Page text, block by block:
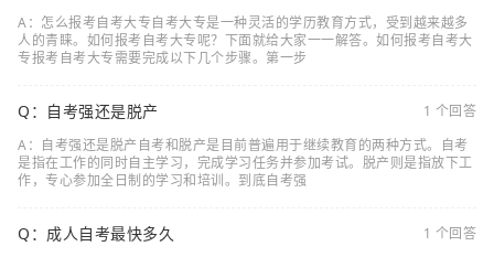
A：怎么报考自考大专自考大专是一种灵活的学历教育方式，受到越来越多
人的青睐。如何报考自考大专呢？下面就给大家一一解答。如何报考自考大
专报考自考大专需要完成以下几个步骤。第一步
Q：自考强还是脱产
1 个回答
A：自考强还是脱产自考和脱产是目前普遍用于继续教育的两种方式。自考
是指在工作的同时自主学习，完成学习任务并参加考试。脱产则是指放下工
作，专心参加全日制的学习和培训。到底自考强
Q：成人自考最快多久
1 个回答